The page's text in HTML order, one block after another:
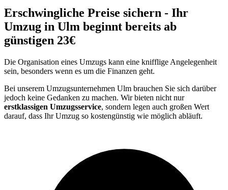
Erschwingliche Preise sichern - Ihr
Umzug in Ulm beginnt bereits ab
günstigen 23€
Die Organisation eines Umzugs kann eine knifflige Angelegenheit
sein, besonders wenn es um die Finanzen geht.
Bei unserem Umzugsunternehmen Ulm brauchen Sie sich darüber
jedoch keine Gedanken zu machen. Wir bieten nicht nur
erstklassigen Umzugsservice, sondern legen auch großen Wert
darauf, dass Ihr Umzug so kostengünstig wie möglich abläuft.